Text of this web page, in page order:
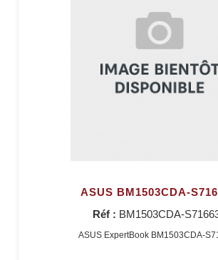
ASUS BM1503CDA-
Réf : BM1503CDA-
ASUS ExpertBook BM1503CDA-